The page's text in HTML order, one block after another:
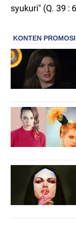
syukuri" (Q. 39 :